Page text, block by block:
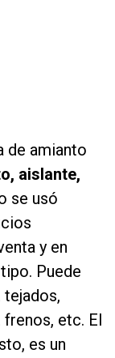
de amianto
aislante,
se usó
y en
Puede
etc. El
es un